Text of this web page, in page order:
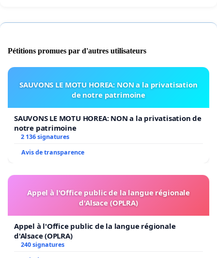
Pétitions promues par d'autres utilisateurs
SAUVONS LE MOTU HOREA: NON a la privatisation
de notre patrimoine
SAUVONS LE MOTU HOREA: NON a la privatisation de
notre patrimoine
2 136 signatures
Avis de transparence
Appel à l'Office public de la langue régionale
d'Alsace (OPLRA)
Appel à l'Office public de la langue régionale
d'Alsace (OPLRA)
240 signatures